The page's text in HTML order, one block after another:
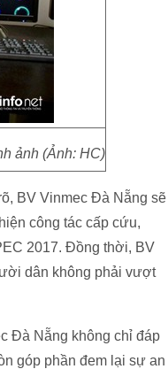
ảnh (Ảnh: HC)
BV Vinmec Đà Nẵng sẽ
công tác cấp cứu,
2017. Đồng thời, BV
dân không phải vượt
Đà Nẵng không chỉ đáp
góp phần đem lại sự an